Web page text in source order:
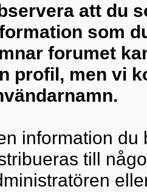
att du
som
forumet
profil, men vi
information du
till